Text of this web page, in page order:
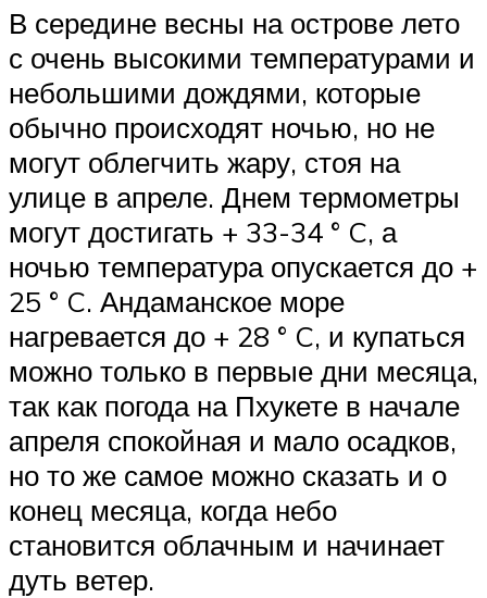
В середине весны на острове лето
с очень высокими температурами и
небольшими дождями, которые
обычно происходят ночью, но не
могут облегчить жару, стоя на
улице в апреле. Днем термометры
могут достигать + 33-34 ° C, а
ночью температура опускается до +
25 ° C. Андаманское море
нагревается до + 28 ° C, и купаться
можно только в первые дни месяца,
так как погода на Пхукете в начале
апреля спокойная и мало осадков,
но то же самое можно сказать и о
конец месяца, когда небо
становится облачным и начинает
дуть ветер.